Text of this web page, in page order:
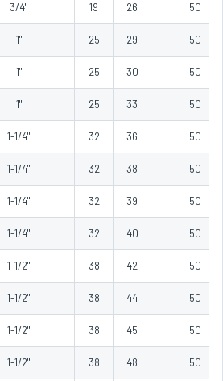
3/4" 19 26 50
1" 25 29 50
1" 25 30 50
1" 25 33 50
1-1/4" 32 36 50
1-1/4" 32 38 50
1-1/4" 32 39 50
1-1/4" 32 40 50
1-1/2" 38 42 50
1-1/2" 38 44 50
1-1/2" 38 45 50
1-1/2" 38 48 50